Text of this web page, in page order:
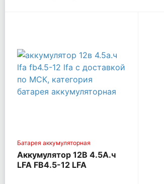
Батарея аккумуляторная
Аккумулятор 12В 4.5А.ч
LFA FB4.5-12 LFA